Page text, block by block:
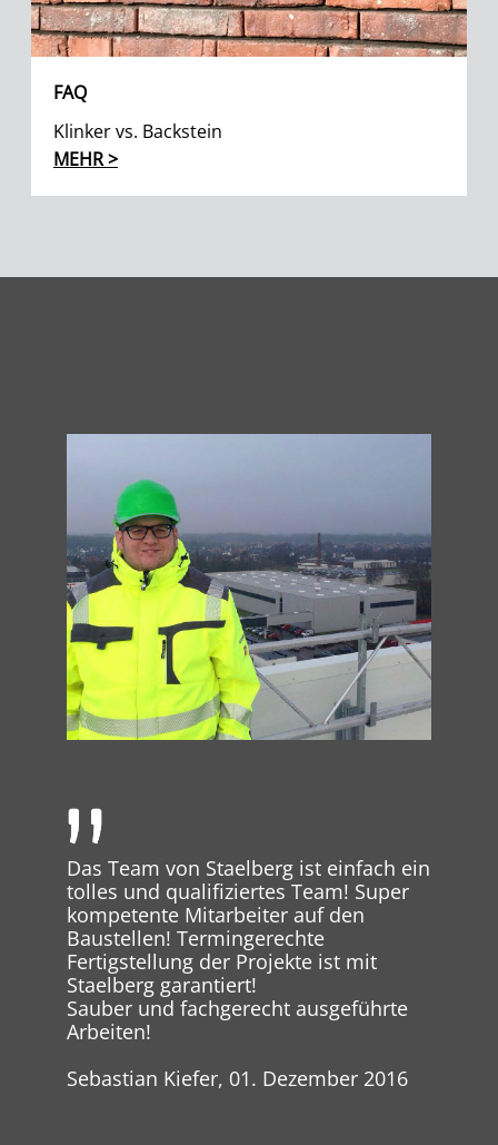
FAQ
Klinker vs. Backstein
MEHR >
Das Team von Staelberg ist einfach ein
tolles und qualifiziertes Team! Super
kompetente Mitarbeiter auf den
Baustellen! Termingerechte
Fertigstellung der Projekte ist mit
Staelberg garantiert!
Sauber und fachgerecht ausgeführte
Arbeiten!
Sebastian Kiefer, 01. Dezember 2016